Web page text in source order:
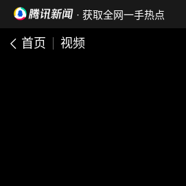
· 获取全网一手热点
首页 视频